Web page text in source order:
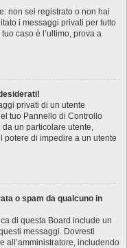
non sei registrato o non hai
i messaggi privati per tutto
caso è l’ultimo, prova a
privati ​​di un utente
tuo Pannello di Controllo
un particolare utente,
potere di impedire a un utente
o spam da qualcuno in
di questa Board include un
messaggi. Dovresti
all’amministratore, includendo